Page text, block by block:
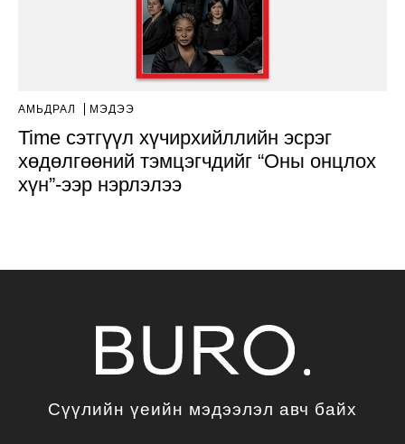
АМЬДРАЛ МЭДЭЭ
Time сэтгүүл хүчирхийллийн эсрэг
хөдөлгөөний тэмцэгчдийг “Оны онцлох
хүн”-ээр нэрлэлээ
Сүүлийн үеийн мэдээлэл авч байх